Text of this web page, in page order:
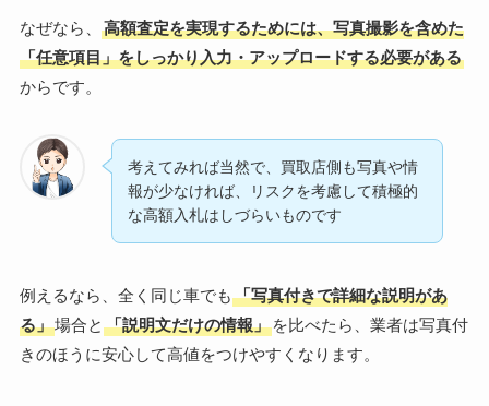
なぜなら、
高額査定を実現するためには、写真撮影を含めた
「任意項目」をしっかり入力・アップロードする必要がある
からです。
考えてみれば当然で、買取店側も写真や情
報が少なければ、リスクを考慮して積極的
な高額入札はしづらいものです
例えるなら、全く同じ車でも 「写真付きで詳細な説明があ
る」場合と 「説明文だけの情報」を比べたら、業者は写真付
きのほうに安心して高値をつけやすくなります。